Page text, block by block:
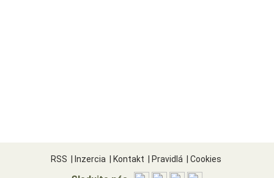
RSS Inzercia Kontakt Pravidlá Cookies